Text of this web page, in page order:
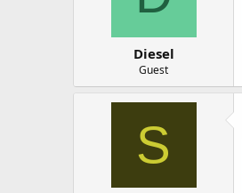
Diesel
Guest
S